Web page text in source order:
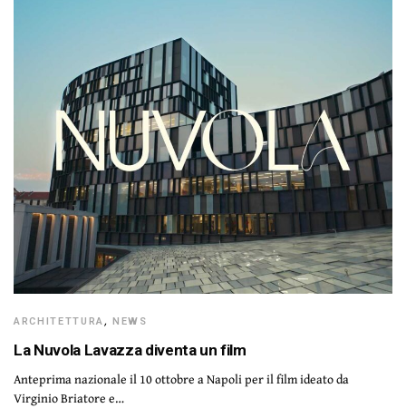
ARCHITETTURA,NEWS
La Nuvola Lavazza diventa un film
Anteprima nazionale il 10 ottobre a Napoli per il film ideato da
Virginio Briatore e…